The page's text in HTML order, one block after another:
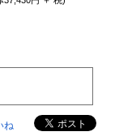
ね